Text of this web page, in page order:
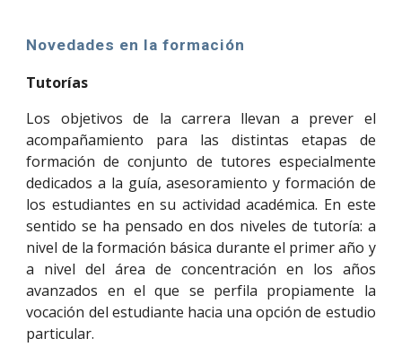
Novedades en la formación
Tutorías
Los objetivos de la carrera llevan a prever el
acompañamiento para las distintas etapas de
formación de conjunto de tutores especialmente
dedicados a la guía, asesoramiento y formación de
los estudiantes en su actividad académica. En este
sentido se ha pensado en dos niveles de tutoría: a
nivel de la formación básica durante el primer año y
a nivel del área de concentración en los años
avanzados en el que se perfila propiamente la
vocación del estudiante hacia una opción de estudio
particular.